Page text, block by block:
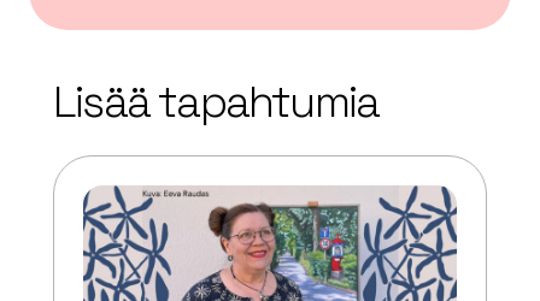
OpenStreetMap
Lisää tapahtumia